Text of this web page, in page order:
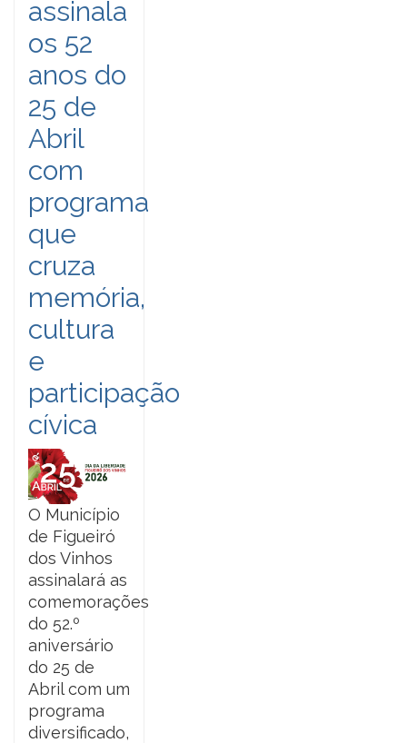
assinala
os 52
anos do
25 de
Abril
com
programa
que
cruza
memória,
cultura
e
participação
cívica
O Município
de Figueiró
dos Vinhos
assinalará as
comemorações
do 52.º
aniversário
do 25 de
Abril com um
programa
diversificado,